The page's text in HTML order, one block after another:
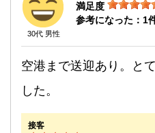
30代 男性
満足度
参考になった： 1
空港まで送迎あり。と
した。
接客